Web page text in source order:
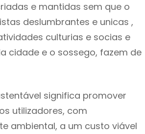
e mantidas sem que o
deslumbrantes e unicas ,
culturias e socias e
cidade e o sossego, fazem de
significa promover
utilizadores, com
ambiental, a um custo viável